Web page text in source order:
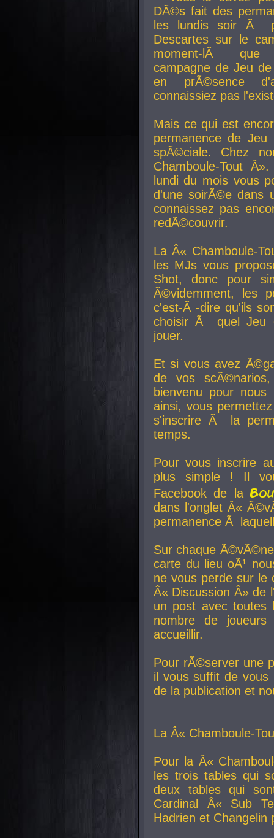
DÃ©s fait des
les lundis soir Ã
Descartes sur le
moment-lÃ que
campagne de Jeu
en prÃ©sence
connaissiez pas
Mais ce qui est
permanence de
spÃ©ciale. Chez
Chamboule-Tout
lundi du mois vous
d'une soirÃ©e dans
connaissez pas
redÃ©couvrir.
La Â« Chamboule-
les MJs vous
Shot, donc pour
Ã©videmment, les
c'est-Ã -dire qu'ils
choisir Ã quel Jeu
jouer.
Et si vous avez
de vos
bienvenu pour
ainsi, vous
s'inscrire Ã la
temps.
Pour vous inscrire
plus simple ! Il
Facebook de la
dans l'onglet Â«
permanence Ã
Sur chaque
carte du lieu oÃ¹
ne vous perde sur le
Â« Discussion Â» de
un post avec toutes
nombre de
accueillir.
Pour rÃ©server une
il vous suffit de vous
de la publication et
La Â« Chamboule-
Pour la Â«
les trois tables qui
deux tables qui
Cardinal
Â« Sub
Hadrien et Changelin